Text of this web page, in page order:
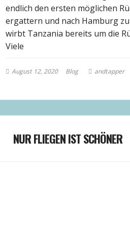
endlich den ersten möglichen
ergattern und nach Hamburg
wirbt Tanzania bereits um die
Viele
August 12, 2020 Blog andtapper
NUR FLIEGEN IST SCHÖNER